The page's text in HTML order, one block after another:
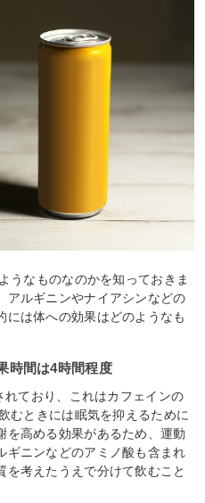
うなものなのかを知っておきま
アルギニンやナイアシンなどの
には体への効果はどのようなも
時間は4時間程度
ており、これはカフェインの
むときには眠気を抑えるために
を高める効果があるため、運動
ギニンなどのアミノ酸も含まれ
考えたうえで分けて飲むこと